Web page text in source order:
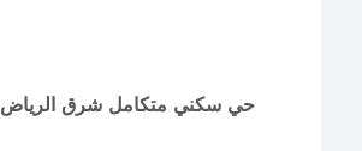
حي سكني متكامل شرق الرياض